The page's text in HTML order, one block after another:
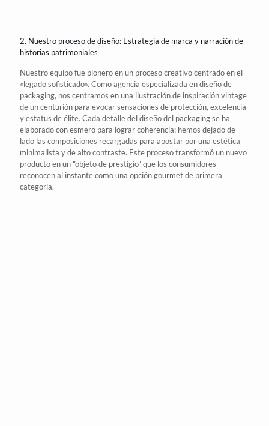
2. Nuestro proceso de diseño: Estrategia de marca y narraciónde
historias patrimoniales
Nuestro equipo fue pionero en un proceso creativo centrado en el
«legado sofisticado». Comoagencia especializada en diseño de
packaging, nos centramos en una ilustración de inspiración vintage
de un centurión para evocar sensaciones de protección, excelencia
y estatus de élite. Cada detalle deldiseño del packagingse ha
elaboradocon esmero para lograr coherencia; hemos dejado de
lado las composiciones recargadas para apostar por una estética
minimalista y de alto contraste. Este procesotransformó un nuevo
producto en un "objeto de prestigio" que los consumidores
reconocen al instante como una opción gourmet de primera
categoría.